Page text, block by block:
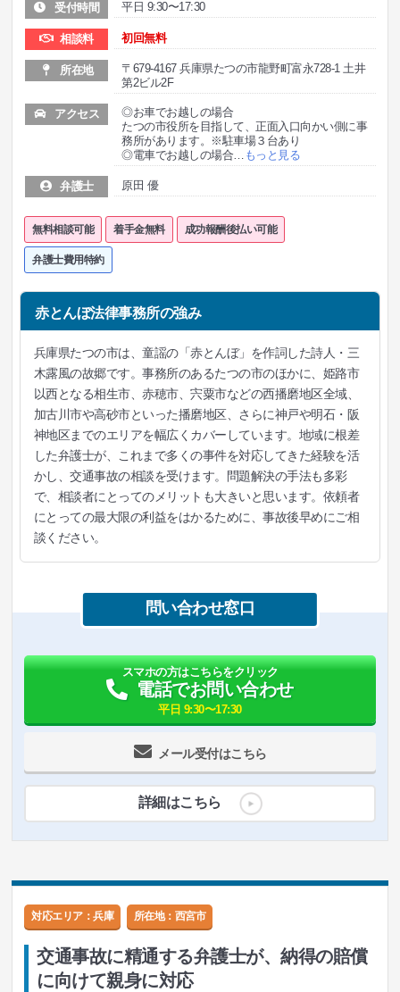
受付時間 平日 9:30〜17:30
相談料 初回無料
所在地
〒679-4167 兵庫県たつの市龍野町富永728-1 土井
第2ビル2F
アクセス
◎お車でお越しの場合
たつの市役所を目指して、正面入口向かい側に事
務所があります。※駐車場３台あり
◎電車でお越しの場合… もっと見る
弁護士 原田 優
無料相談可能 着手金無料 成功報酬後払い可能
弁護士費用特約
赤とんぼ法律事務所の強み
兵庫県たつの市は、童謡の「赤とんぼ」を作詞した詩人・三
木露風の故郷です。事務所のあるたつの市のほかに、姫路市
以西となる相生市、赤穂市、宍粟市などの西播磨地区全域、
加古川市や高砂市といった播磨地区、さらに神戸や明石・阪
神地区までのエリアを幅広くカバーしています。地域に根差
した弁護士が、これまで多くの事件を対応してきた経験を活
かし、交通事故の相談を受けます。問題解決の手法も多彩
で、相談者にとってのメリットも大きいと思います。依頼者
にとっての最大限の利益をはかるために、事故後早めにご相
談ください。
問い合わせ窓口
メール受付はこちら
スマホの方はこちらをクリック
電話でお問い合わせ
平日 9:30〜17:30
詳細はこちら
対応エリア：兵庫 所在地： 西宮市
交通事故に精通する弁護士が、納得の賠償
に向けて親身に対応